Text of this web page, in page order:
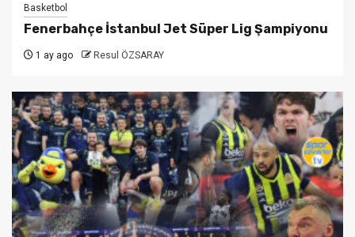
Basketbol
Fenerbahçe İstanbul Jet Süper Lig Şampiyonu
1 ay ago Resul ÖZSARAY